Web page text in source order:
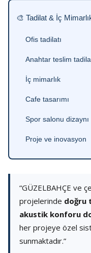
🎨 Tadilat & İç
Ofis tadilatı
Anahtar teslim
İç mimarlık
Cafe tasarımı
Spor salonu dizaynı
Proje ve inovasyon
“GÜZELBAHÇE ve
projelerinde doğru
akustik konforu
her projeye özel
sunmaktadır.”